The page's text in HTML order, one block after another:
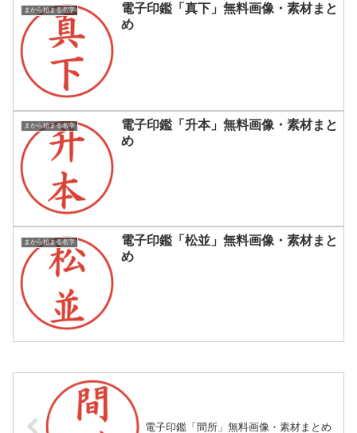
まから始まる名字
電子印鑑「真下」無料画像・素材まと
め
まから始まる名字
電子印鑑「升本」無料画像・素材まと
め
まから始まる名字
電子印鑑「松並」無料画像・素材まと
め
電子印鑑「間所」無料画像・素材まとめ